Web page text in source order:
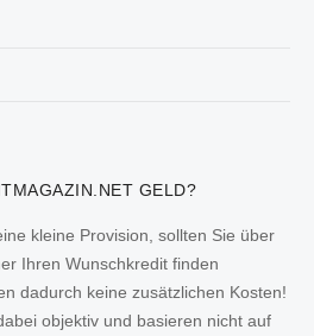
GELD?
kleine Provision, sollten Sie über
Ihren Wunschkredit finden
dadurch keine zusätzlichen Kosten!
objektiv und basieren nicht auf